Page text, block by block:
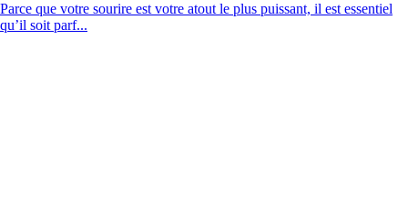
Parce que votre sourire est votre atout le plus puissant, il est essentiel
qu’il soit parf...